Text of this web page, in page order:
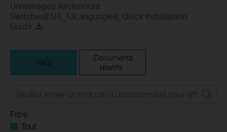
Unmanaged Rackmount
Switches(EU1_13Languages)_Quick Installation
Guide
FAQ
Documents
relatifs
Filtre:
Tout